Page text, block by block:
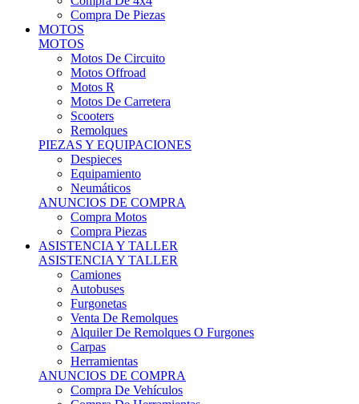
MOTOS
MOTOS
Motos De Circuito
Motos Offroad
Motos R
Motos De Carretera
Scooters
Remolques
PIEZAS Y EQUIPACIONES
Despieces
Equipamiento
Neumáticos
ANUNCIOS DE COMPRA
Compra Motos
Compra Piezas
ASISTENCIA Y TALLER
ASISTENCIA Y TALLER
Camiones
Autobuses
Furgonetas
Venta De Remolques
Alquiler De Remolques O Furgones
Carpas
Herramientas
ANUNCIOS DE COMPRA
Compra De Vehículos
Compra De Herramientas